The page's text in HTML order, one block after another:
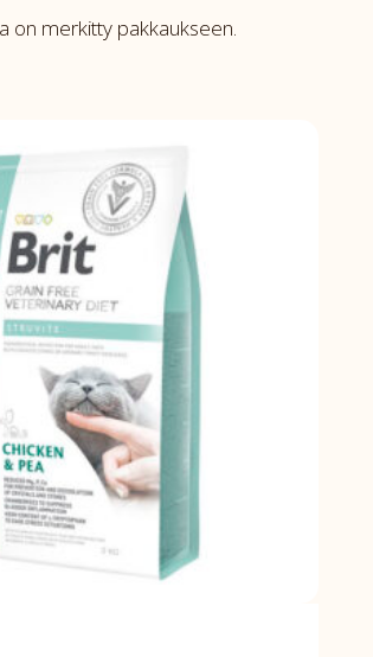
on merkitty pakkaukseen.